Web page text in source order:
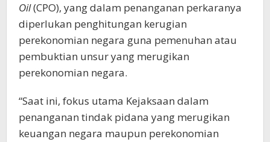
Oil(CPO), yang dalam penanganan perkaranya
diperlukan penghitungan kerugian
perekonomian negara guna pemenuhan atau
pembuktian unsur yang merugikan
perekonomian negara.
“Saat ini, fokus utama Kejaksaan dalam
penanganan tindak pidana yang merugikan
keuangan negara maupun perekonomian